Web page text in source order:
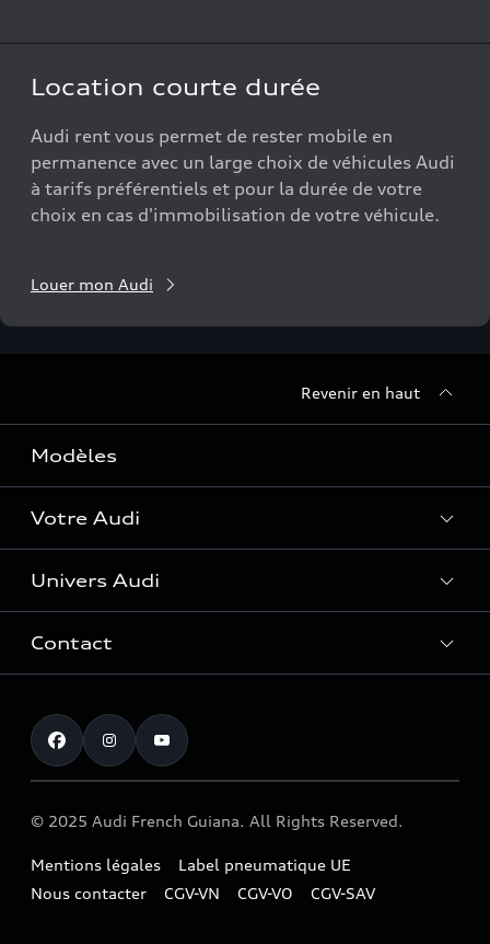
Location courte durée
Audi rent vous permet de rester mobile en
permanence avec un large choix de véhicules Audi
à tarifs préférentiels et pour la durée de votre
choix en cas d'immobilisation de votre véhicule.
Louer mon Audi
Revenir en haut
Modèles
Votre Audi
Entretenir et réparer mon Audi
Accessoires et équipements
Functions on Demand
Audi Assistance
Campagne de rappel Airbag Takata
Univers Audi
Histoire du progrès
myAudi experience
Programme culturel Audi talents
Contact
Service clientèle
© 2025 Audi French Guiana. All Rights Reserved.
Mentions légales
Label pneumatique UE
Nous contacter
CGV-VN CGV-VO CGV-SAV